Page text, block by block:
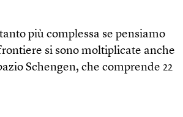
più complessa se pensiamo
si sono moltiplicate anche
Schengen, che comprende 22